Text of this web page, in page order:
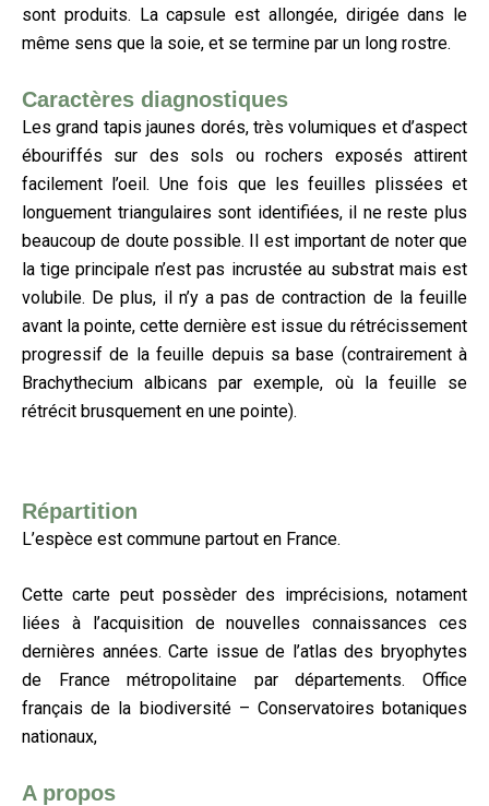
sont produits. La capsule est allongée, dirigée dans le
même sens que la soie, et se termine par un long rostre.
Caractères diagnostiques
Les grand tapis jaunes dorés, très volumiques et d’aspect
ébouriffés sur des sols ou rochers exposés attirent
facilement l’oeil. Une fois que les feuilles plissées et
longuement triangulaires sont identifiées, il ne reste plus
beaucoup de doute possible. Il est important de noter que
la tige principale n’est pas incrustée au substrat mais est
volubile. De plus, il n’y a pas de contraction de la feuille
avant la pointe, cette dernière est issue du rétrécissement
progressif de la feuille depuis sa base (contrairement à
Brachythecium albicans par exemple, où la feuille se
rétrécit brusquement en une pointe).
Répartition
L’espèce est commune partout en France.
Cette carte peut possèder des imprécisions, notament
liées à l’acquisition de nouvelles connaissances ces
dernières années. Carte issue de l’atlas des bryophytes
de France métropolitaine par départements. Office
français de la biodiversité – Conservatoires botaniques
nationaux,
A propos